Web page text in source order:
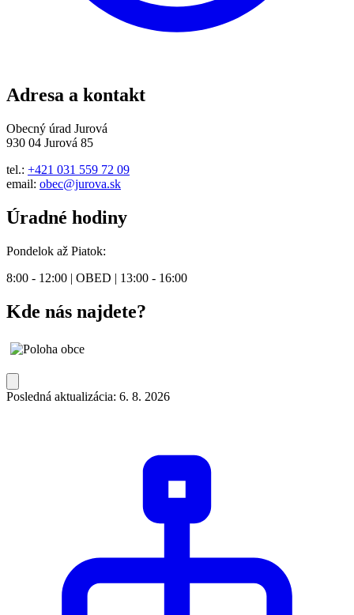
Adresa a kontakt
Obecný úrad Jurová
930 04 Jurová 85
tel.: +421 031 559 72 09
email: obec@jurova.sk
Úradné hodiny
Pondelok až Piatok:
8:00 - 12:00 | OBED | 13:00 - 16:00
Kde nás najdete?
Posledná aktualizácia: 6. 8. 2026